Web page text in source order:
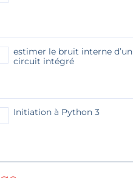
estimer le bruit interne d’un
circuit intégré
Initiation à Python 3